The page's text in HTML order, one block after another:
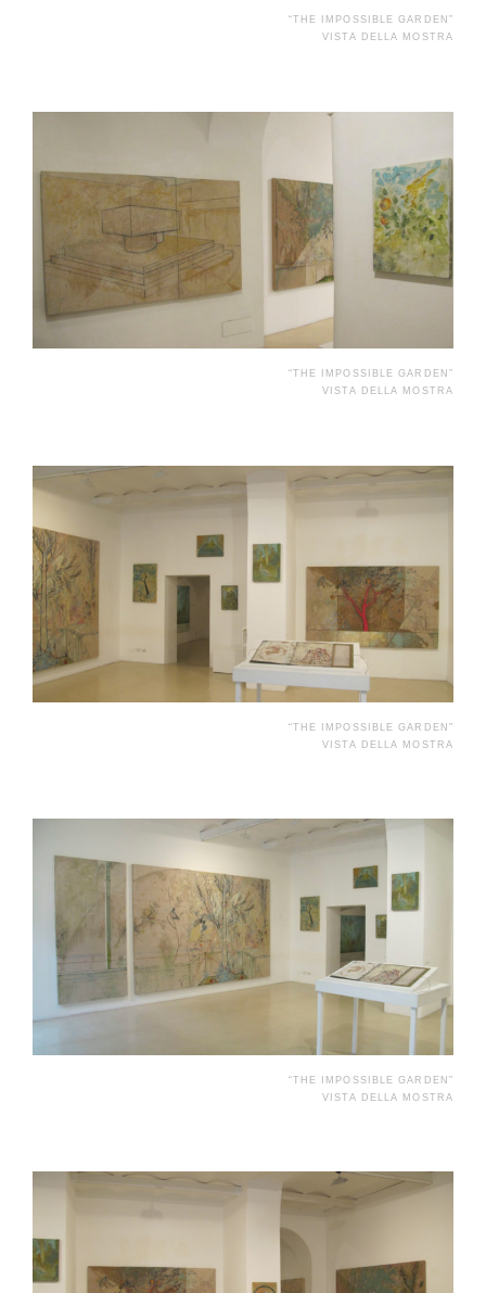
“THE IMPOSSIBLE GARDEN”
VISTA DELLA MOSTRA
“THE IMPOSSIBLE GARDEN”
VISTA DELLA MOSTRA
“THE IMPOSSIBLE GARDEN”
VISTA DELLA MOSTRA
“THE IMPOSSIBLE GARDEN”
VISTA DELLA MOSTRA